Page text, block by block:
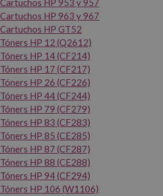
Cartuchos HP 953 y 957
Cartuchos HP 963 y 967
Cartuchos HP GT52
Tóners HP 12 (Q2612)
Tóners HP 14 (CF214)
Tóners HP 17 (CF217)
Tóners HP 26 (CF226)
Tóners HP 44 (CF244)
Tóners HP 79 (CF279)
Tóners HP 83 (CF283)
Tóners HP 85 (CE285)
Tóners HP 87 (CF287)
Tóners HP 88 (CE288)
Tóners HP 94 (CF294)
Tóners HP 106 (W1106)